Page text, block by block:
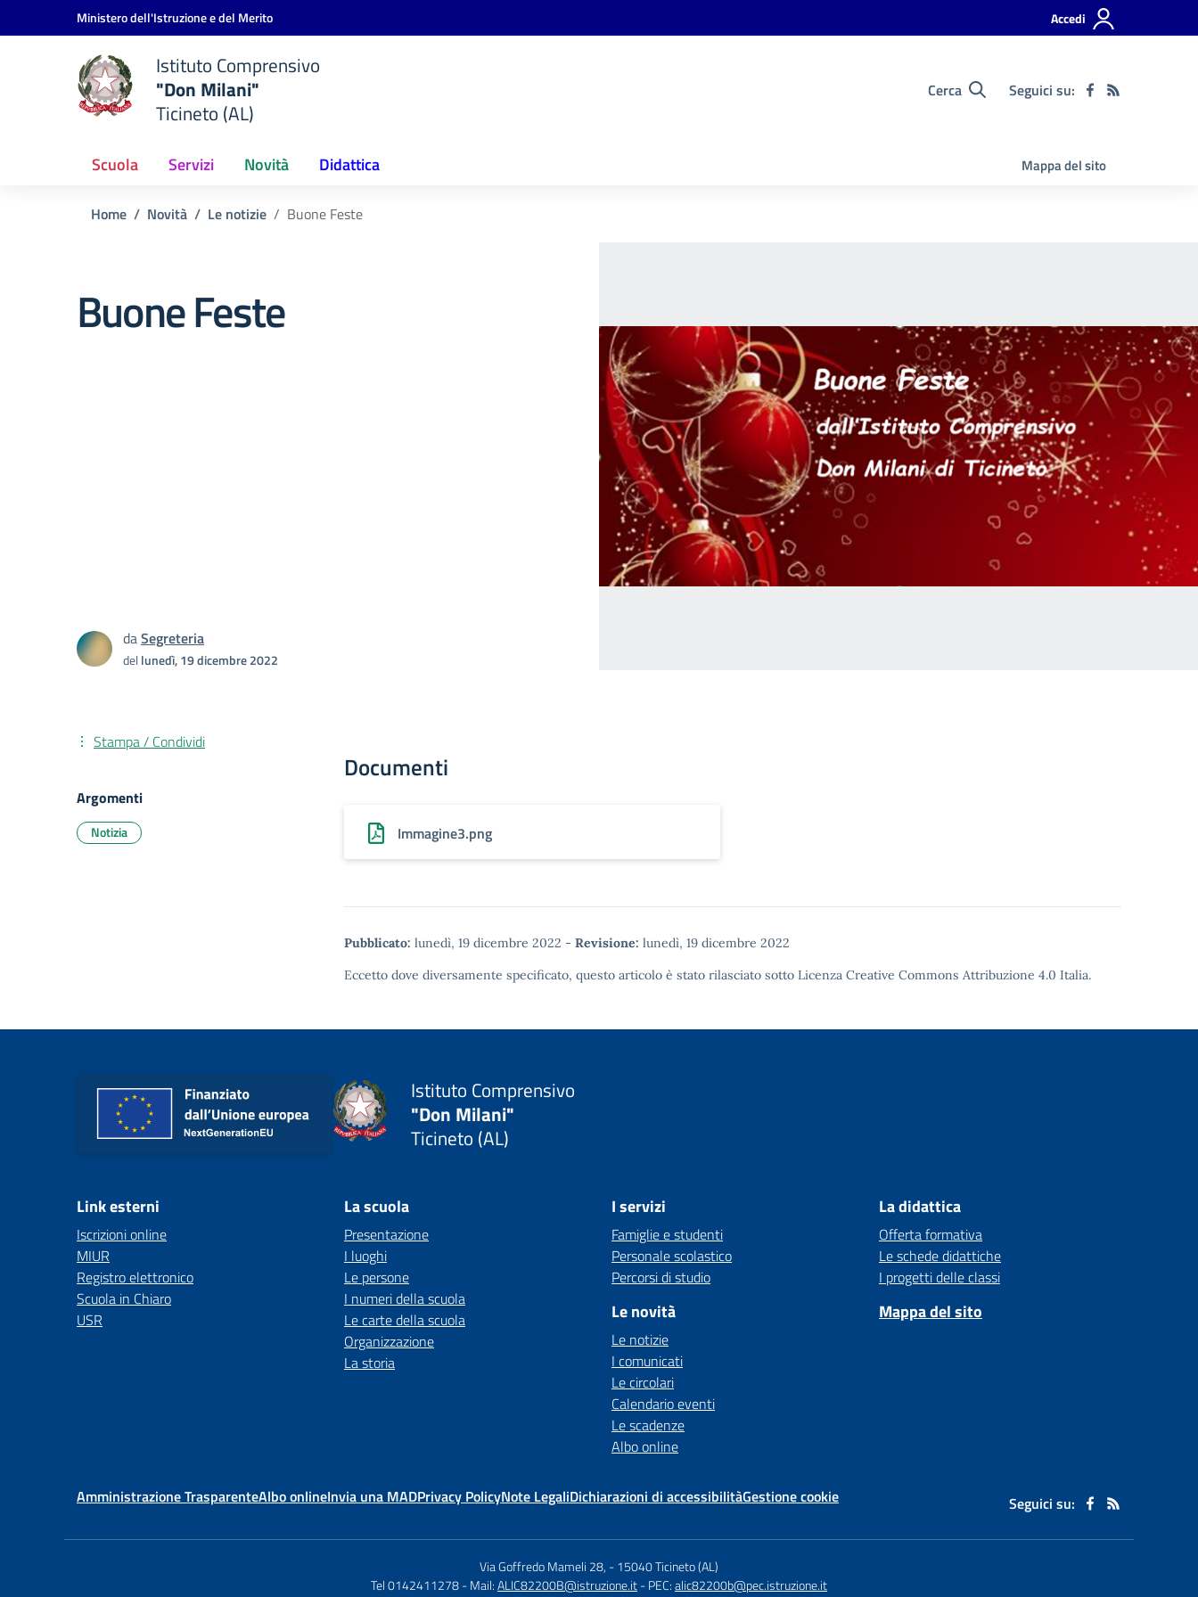
Vai ai contenuti
Vai al menu di navigazioneMinistero dell'Istruzione e del Merito Accedi
Istituto Comprensivo
"Don Milani"
Ticineto (AL)
Cerca Seguici su:
Scuola Servizi Novità Didattica Mappa del sito
Home Novità Le notizie Buone Feste
Buone Feste
daSegreteria
dellunedì, 19 dicembre 2022
Documenti
Immagine3.png
Pubblicato: lunedì, 19 dicembre 2022 - Revisione: lunedì, 19 dicembre 2022
Eccetto dove diversamente specificato, questo articolo è stato rilasciato sotto Licenza Creative Commons Attribuzione 4.0 Italia.
Stampa / Condividi
Argomenti
Notizia
Istituto Comprensivo
"Don Milani"
Ticineto (AL)
Link esterni
Iscrizioni online
MIUR
Registro elettronico
Scuola in Chiaro
USR
La scuola
Presentazione
I luoghi
Le persone
I numeri della scuola
Le carte della scuola
Organizzazione
La storia
I servizi
Famiglie e studenti
Personale scolastico
Percorsi di studio
Le novità
Le notizie
I comunicati
Le circolari
Calendario eventi
Le scadenze
Albo online
La didattica
Offerta formativa
Le schede didattiche
I progetti delle classi
Mappa del sito
Amministrazione TrasparenteAlbo onlineInvia una MADPrivacy PolicyNote LegaliDichiarazioni di accessibilitàGestione cookie Seguici su:
Via Goffredo Mameli 28, -15040 Ticineto (AL)
Tel 0142411278- Mail:ALIC82200B@istruzione.it- PEC:alic82200b@pec.istruzione.it